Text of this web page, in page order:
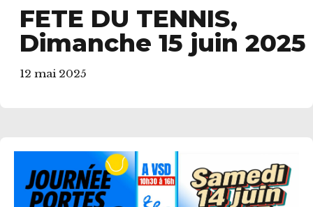
FETE DU TENNIS,
Dimanche 15 juin 2025
12 mai 2025